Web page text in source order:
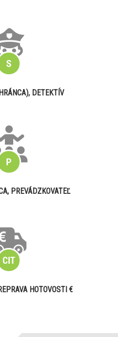
DETEKTÍV
PREVÁDZKOVATEĽ
HOTOVOSTI €